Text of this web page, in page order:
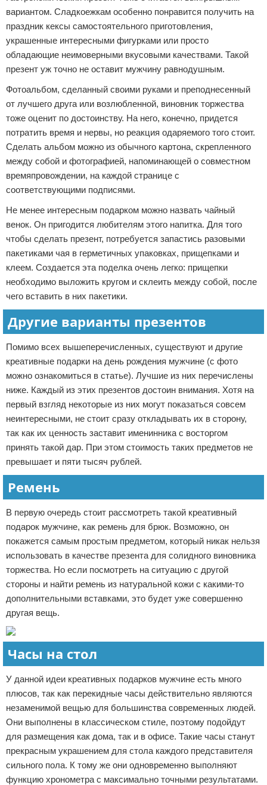
вариантом. Сладкоежкам особенно понравится получить на
праздник кексы самостоятельного приготовления,
украшенные интересными фигурками или просто
обладающие неимоверными вкусовыми качествами. Такой
презент уж точно не оставит мужчину равнодушным.
Фотоальбом, сделанный своими руками и преподнесенный
от лучшего друга или возлюбленной, виновник торжества
тоже оценит по достоинству. На него, конечно, придется
потратить время и нервы, но реакция одаряемого того стоит.
Сделать альбом можно из обычного картона, скрепленного
между собой и фотографией, напоминающей о совместном
времяпровождении, на каждой странице с
соответствующими подписями.
Не менее интересным подарком можно назвать чайный
венок. Он пригодится любителям этого напитка. Для того
чтобы сделать презент, потребуется запастись разовыми
пакетиками чая в герметичных упаковках, прищепками и
клеем. Создается эта поделка очень легко: прищепки
необходимо выложить кругом и склеить между собой, после
чего вставить в них пакетики.
Другие варианты презентов
Помимо всех вышеперечисленных, существуют и другие
креативные подарки на день рождения мужчине (с фото
можно ознакомиться в статье). Лучшие из них перечислены
ниже. Каждый из этих презентов достоин внимания. Хотя на
первый взгляд некоторые из них могут показаться совсем
неинтересными, не стоит сразу откладывать их в сторону,
так как их ценность заставит именинника с восторгом
принять такой дар. При этом стоимость таких предметов не
превышает и пяти тысяч рублей.
Ремень
В первую очередь стоит рассмотреть такой креативный
подарок мужчине, как ремень для брюк. Возможно, он
покажется самым простым предметом, который никак нельзя
использовать в качестве презента для солидного виновника
торжества. Но если посмотреть на ситуацию с другой
стороны и найти ремень из натуральной кожи с какими-то
дополнительными вставками, это будет уже совершенно
другая вещь.
Часы на стол
У данной идеи креативных подарков мужчине есть много
плюсов, так как перекидные часы действительно являются
незаменимой вещью для большинства современных людей.
Они выполнены в классическом стиле, поэтому подойдут
для размещения как дома, так и в офисе. Такие часы станут
прекрасным украшением для стола каждого представителя
сильного пола. К тому же они одновременно выполняют
функцию хронометра с максимально точными результатами.